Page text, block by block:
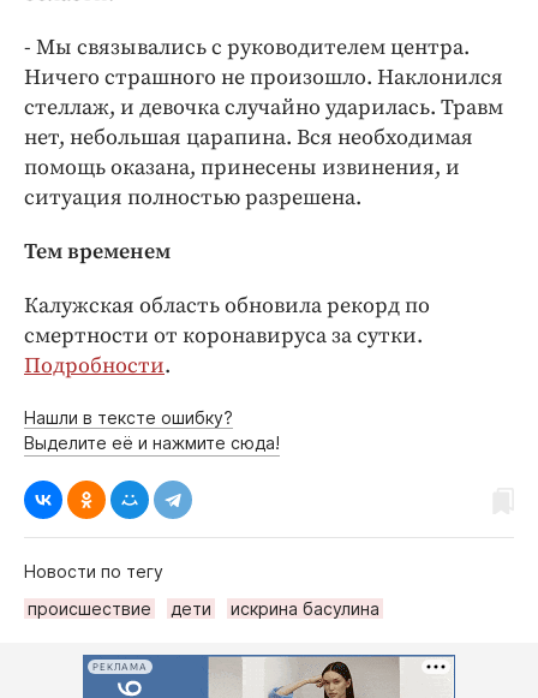
- Мы связывались с руководителем центра.
Ничего страшного не произошло. Наклонился
стеллаж, и девочка случайно ударилась. Травм
нет, небольшая царапина. Вся необходимая
помощь оказана, принесены извинения, и
ситуация полностью разрешена.
Тем временем
Калужская область обновила рекорд по
смертности от коронавируса за сутки.
Подробности.
Нашли в тексте ошибку?
Выделите её и нажмите сюда!
Новости по тегу
происшествие
дети искрина басулина
РЕКЛАМА